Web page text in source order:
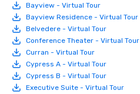
Bayview - Virtual Tour
Bayview Residence - Virtual Tour
Belvedere - Virtual Tour
Conference Theater - Virtual Tour
Curran - Virtual Tour
Cypress A - Virtual Tour
Cypress B - Virtual Tour
Executive Suite - Virtual Tour